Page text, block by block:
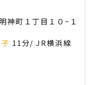
神町１丁目１０−１
11分/ JR横浜線